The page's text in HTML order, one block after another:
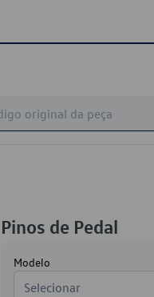
Pinos de Pedal
Modelo
Selecionar